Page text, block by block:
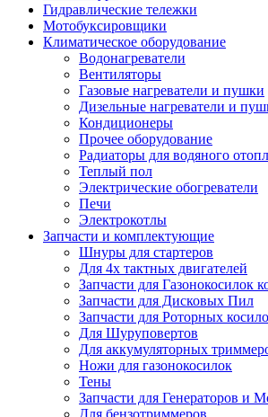
Гидравлические тележки
Мотобуксировщики
Климатическое оборудование
Водонагреватели
Вентиляторы
Газовые нагреватели и пушки
Дизельные нагреватели и
Кондиционеры
Прочее оборудование
Радиаторы для водяного
Теплый пол
Электрические обогреватели
Печи
Электрокотлы
Запчасти и комплектующие
Шнуры для стартеров
Для 4х тактных двигателей
Запчасти для Газонокосилок
Запчасти для Дисковых Пил
Запчасти для Роторных
Для Шуруповертов
Для аккумуляторных
Ножи для газонокосилок
Тены
Запчасти для Генераторов и
Для бензотриммеров